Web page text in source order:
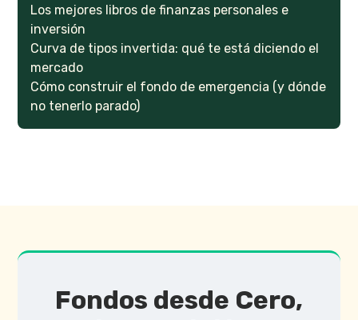
Los mejores libros de finanzas personales e
inversión
Curva de tipos invertida: qué te está diciendo el
mercado
Cómo construir el fondo de emergencia (y dónde
no tenerlo parado)
Fondos desde Cero,